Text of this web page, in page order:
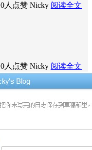
0人点赞 Nicky 阅读全文
0人点赞 Nicky 阅读全文